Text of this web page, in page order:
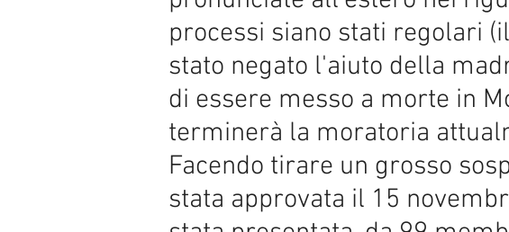
processi siano stati regolari
stato negato l'aiuto della
di essere messo a morte in
terminerà la moratoria
Facendo tirare un grosso
stata approvata il 15